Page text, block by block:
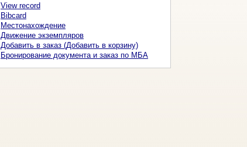
View record
Bibcard
Местонахождение
Движение экземпляров
Добавить в заказ (Добавить в корзину)
Бронирование документа и заказ по МБА